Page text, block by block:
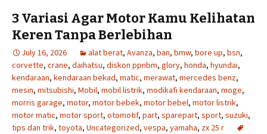
3 Variasi Agar Motor Kamu Kelihatan
Keren Tanpa Berlebihan
July 16, 2026 alat berat, Avanza, ban, bmw, bore up, bsn,
corvette, crane, daihatsu, diskon ppnbm, glory, honda, hyundai,
kendaraan, kendaraan bekad, matic, merawat, mercedes benz,
mesin, mitsubishi, Mobil, mobil listrik, modikafi kendaraan, moge,
morris garage, motor, motor bebek, motor bebel, motor listrik,
motor matic, motor sport, otomotif, part, sparepart, sport, suzuki,
tips dan trik, toyota, Uncategorized, vespa, yamaha, zx 25 r